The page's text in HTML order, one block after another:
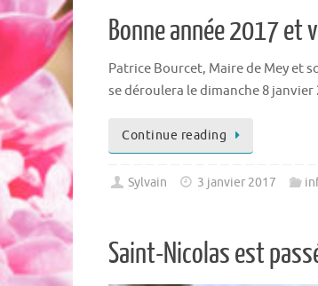
Bonne année 2017 et
Patrice Bourcet, Maire de Mey et
se déroulera le dimanche 8
Continue reading
Sylvain 3 janvier 2017
Saint-Nicolas est